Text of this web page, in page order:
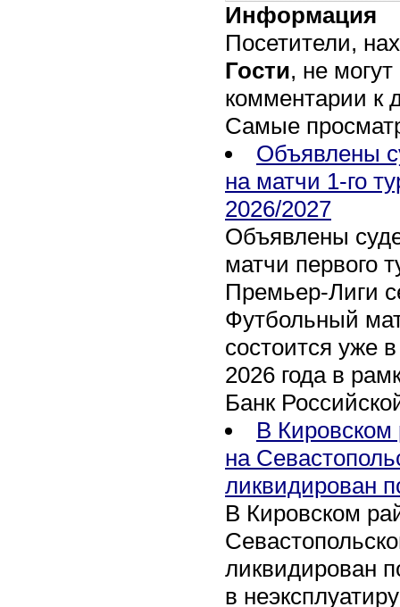
Информация
Посетители,
Гости, не
комментарии к
Самые
Объявлены
на матчи 1-го
2026/2027
Объявлены
матчи первого
Премьер-Лиги
Футбольный
состоится уже
2026 года в
Банк
В Кировском
на
ликвидирован
В Кировском
ликвидирован
в